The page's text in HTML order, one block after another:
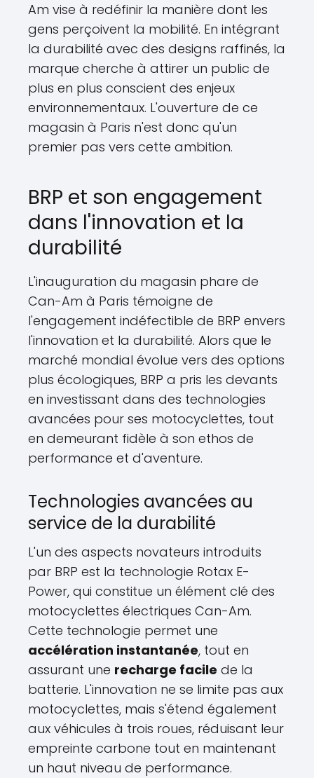
Am vise à redéfinir la manière dont les
gens perçoivent la mobilité. En intégrant
la durabilité avec des designs raffinés, la
marque cherche à attirer un public de
plus en plus conscient des enjeux
environnementaux. L'ouverture de ce
magasin à Paris n'est donc qu'un
premier pas vers cette ambition.
BRP et son engagement
dans l'innovation et la
durabilité
L'inauguration du magasin phare de
Can-Am à Paris témoigne de
l'engagement indéfectible de BRP envers
l'innovation et la durabilité. Alors que le
marché mondial évolue vers des options
plus écologiques, BRP a pris les devants
en investissant dans des technologies
avancées pour ses motocyclettes, tout
en demeurant fidèle à son ethos de
performance et d'aventure.
Technologies avancées au
service de la durabilité
L'un des aspects novateurs introduits
par BRP est la technologie Rotax E-
Power, qui constitue un élément clé des
motocyclettes électriques Can-Am.
Cette technologie permet une
accélération instantanée, tout en
assurant une recharge facile de la
batterie. L'innovation ne se limite pas aux
motocyclettes, mais s'étend également
aux véhicules à trois roues, réduisant leur
empreinte carbone tout en maintenant
un haut niveau de performance.